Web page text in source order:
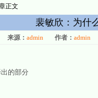
正文
裴敏欣：为什
来源： admin 作者： admin
的部分